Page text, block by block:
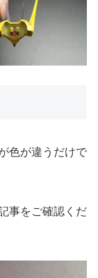
色が違うだけで
事をご確認くだ